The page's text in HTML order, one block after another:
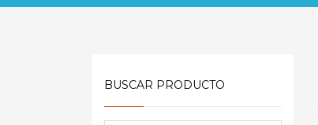
BUSCAR PRODUCTO